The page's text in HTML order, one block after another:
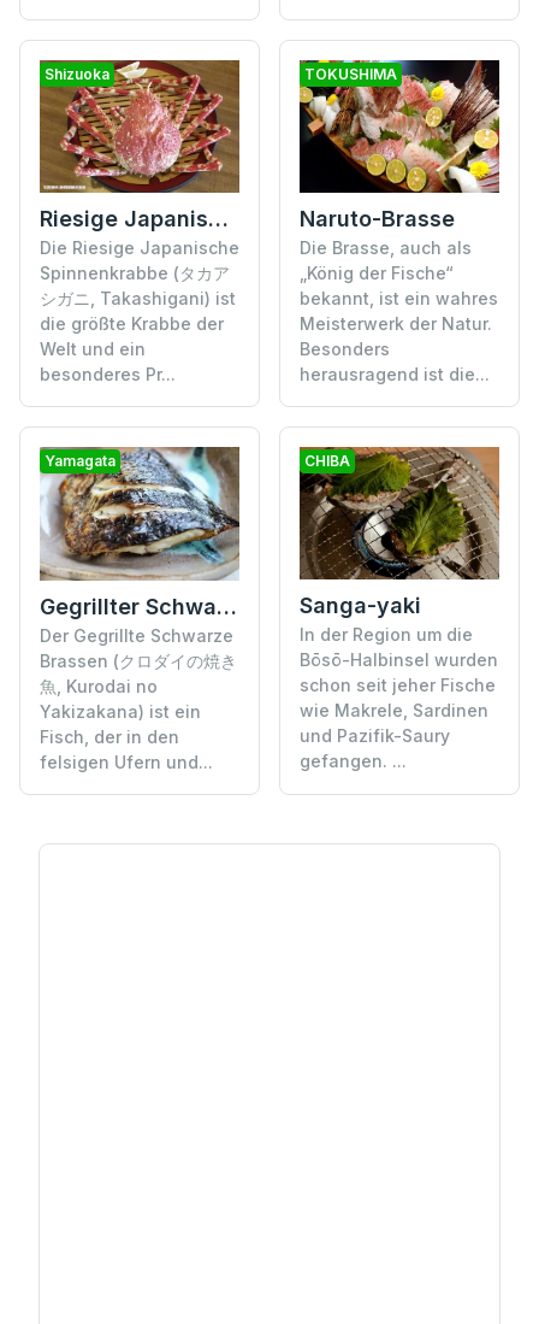
Shizuoka
Riesige Japanische Spinnenkrabbe
Die Riesige Japanische
Spinnenkrabbe (タカア
シガニ, Takashigani) ist
die größte Krabbe der
Welt und ein
besonderes Pr...
TOKUSHIMA
Naruto-Brasse
Die Brasse, auch als
„König der Fische“
bekannt, ist ein wahres
Meisterwerk der Natur.
Besonders
herausragend ist die...
Yamagata
Gegrillter Schwarzer Brassen
Der Gegrillte Schwarze
Brassen (クロダイの焼き
魚, Kurodai no
Yakizakana) ist ein
Fisch, der in den
felsigen Ufern und...
CHIBA
Sanga-yaki
In der Region um die
Bōsō-Halbinsel wurden
schon seit jeher Fische
wie Makrele, Sardinen
und Pazifik-Saury
gefangen. ...